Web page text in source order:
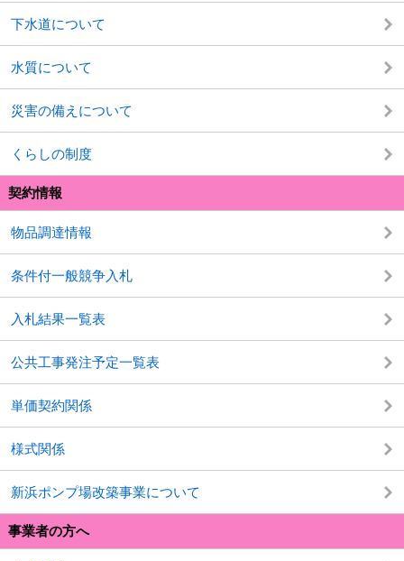
下水道について
水質について
災害の備えについて
くらしの制度
契約情報
物品調達情報
条件付一般競争入札
入札結果一覧表
公共工事発注予定一覧表
単価契約関係
様式関係
新浜ポンプ場改築事業について
事業者の方へ